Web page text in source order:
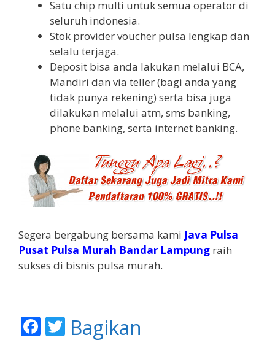
Satu chip multi untuk semua operator di
seluruh indonesia.
Stok provider voucher pulsa lengkap dan
selalu terjaga.
Deposit bisa anda lakukan melalui BCA,
Mandiri dan via teller (bagi anda yang
tidak punya rekening) serta bisa juga
dilakukan melalui atm, sms banking,
phone banking, serta internet banking.
Segera bergabung bersama kami Java Pulsa
Pusat Pulsa Murah Bandar Lampung raih
sukses di bisnis pulsa murah.
F T
Bagikan